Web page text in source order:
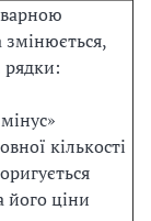
кількості
його ціни